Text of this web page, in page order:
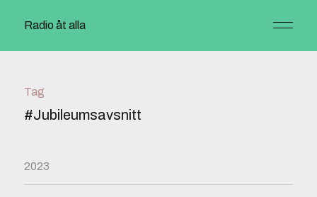
Radio åt alla
Tag
#Jubileumsavsnitt
2023